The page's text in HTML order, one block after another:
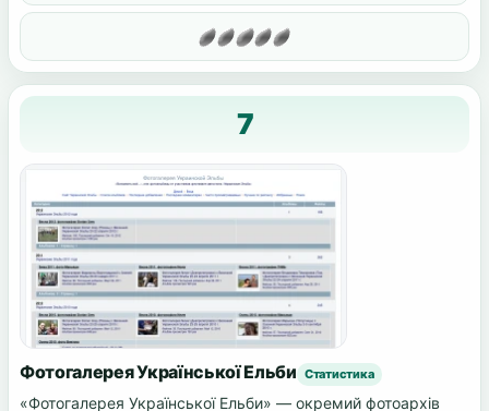
7
Фотогалерея Української Ельби Статистика
«Фотогалерея Української Ельби» — окремий фотоархів